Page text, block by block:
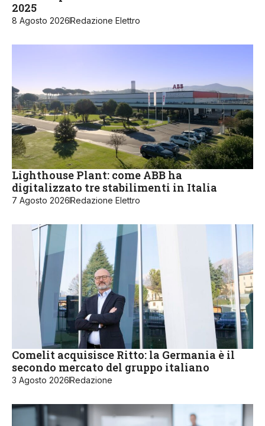
2025
8 Agosto 2026Redazione Elettro
Lighthouse Plant: come ABB ha
digitalizzato tre stabilimenti in Italia
7 Agosto 2026Redazione Elettro
Comelit acquisisce Ritto: la Germania è il
secondo mercato del gruppo italiano
3 Agosto 2026Redazione